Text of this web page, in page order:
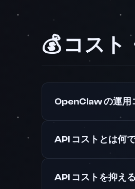
💰 コスト
OpenClaw の運用
API コストとは何
API コストを抑え